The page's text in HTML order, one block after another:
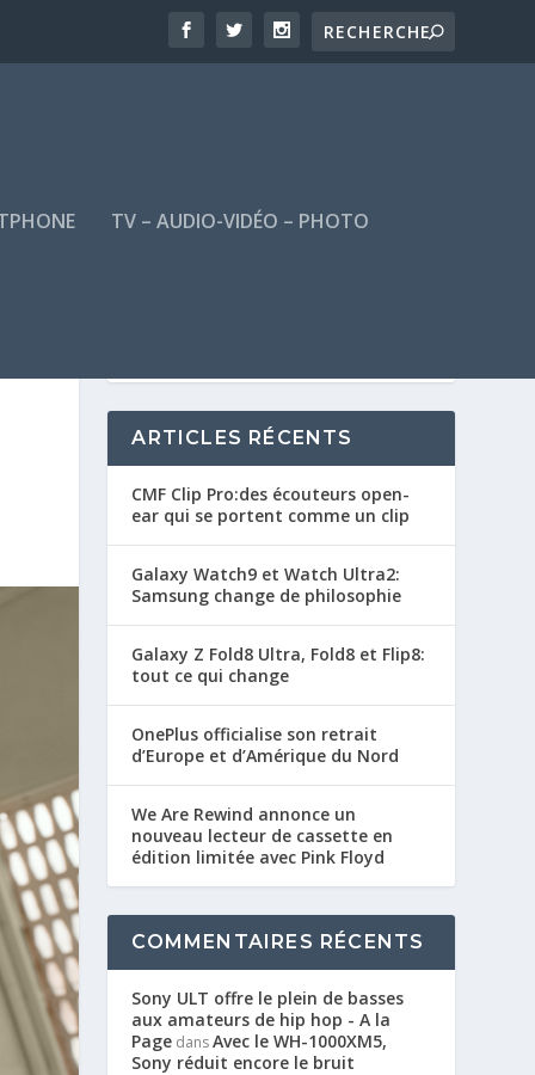
TV – AUDIO-VIDÉO – PHOTO
ARTICLES RÉCENTS
CMF Clip Pro:des écouteurs open-
ear qui se portent comme un clip
Galaxy Watch9 et Watch Ultra2:
Samsung change de philosophie
Galaxy Z Fold8 Ultra, Fold8 et Flip8:
tout ce qui change
OnePlus officialise son retrait
d’Europe et d’Amérique du Nord
We Are Rewind annonce un
nouveau lecteur de cassette en
édition limitée avec Pink Floyd
COMMENTAIRES RÉCENTS
Sony ULT offre le plein de basses
aux amateurs de hip hop - A la
Page dansAvec le WH-1000XM5,
Sony réduit encore le bruit